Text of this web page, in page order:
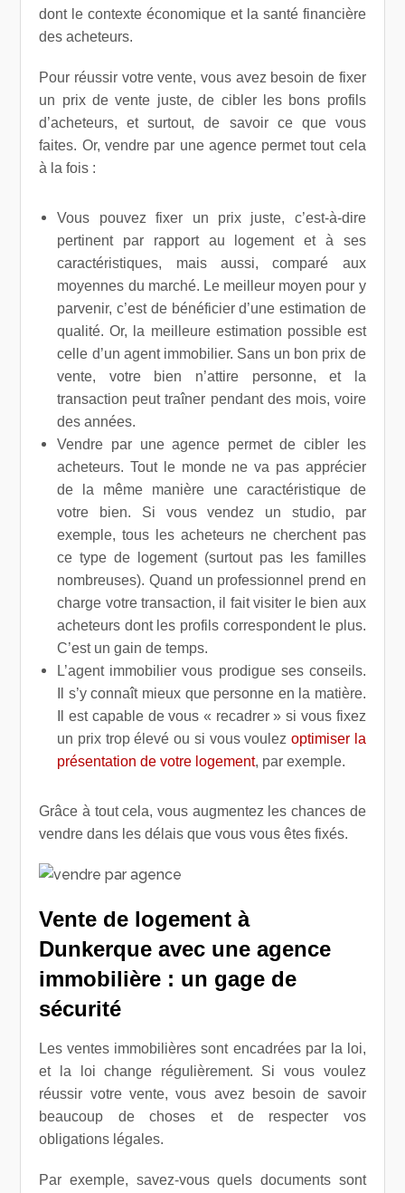
dont le contexte économique et la santé financière
des acheteurs.
Pour réussir votre vente, vous avez besoin de fixer
un prix de vente juste, de cibler les bons profils
d’acheteurs, et surtout, de savoir ce que vous
faites. Or, vendre par une agence permet tout cela
à la fois :
Vous pouvez fixer un prix juste, c’est-à-dire
pertinent par rapport au logement et à ses
caractéristiques, mais aussi, comparé aux
moyennes du marché. Le meilleur moyen pour y
parvenir, c’est de bénéficier d’une estimation de
qualité. Or, la meilleure estimation possible est
celle d’un agent immobilier. Sans un bon prix de
vente, votre bien n’attire personne, et la
transaction peut traîner pendant des mois, voire
des années.
Vendre par une agence permet de cibler les
acheteurs. Tout le monde ne va pas apprécier
de la même manière une caractéristique de
votre bien. Si vous vendez un studio, par
exemple, tous les acheteurs ne cherchent pas
ce type de logement (surtout pas les familles
nombreuses). Quand un professionnel prend en
charge votre transaction, il fait visiter le bien aux
acheteurs dont les profils correspondent le plus.
C’est un gain de temps.
L’agent immobilier vous prodigue ses conseils.
Il s’y connaît mieux que personne en la matière.
Il est capable de vous « recadrer » si vous fixez
un prix trop élevé ou si vous voulez optimiser la
présentation de votre logement, par exemple.
Grâce à tout cela, vous augmentez les chances de
vendre dans les délais que vous vous êtes fixés.
Vente de logement à
Dunkerque avec une agence
immobilière : un gage de
sécurité
Les ventes immobilières sont encadrées par la loi,
et la loi change régulièrement. Si vous voulez
réussir votre vente, vous avez besoin de savoir
beaucoup de choses et de respecter vos
obligations légales.
Par exemple, savez-vous quels documents sont